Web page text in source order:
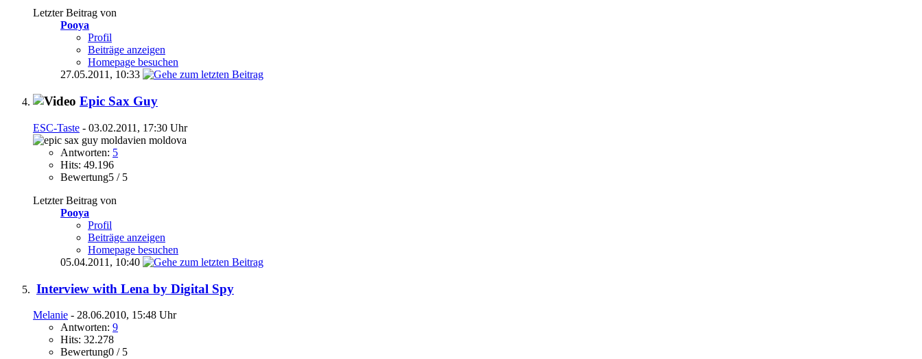
Letzter Beitrag von
Pooya
Profil
Beiträge anzeigen
Homepage besuchen
27.05.2011, 10:33
Epic Sax Guy
ESC-Taste - 03.02.2011, 17:30 Uhr
Antworten: 5
Hits: 49.196
Bewertung5 / 5
Letzter Beitrag von
Pooya
Profil
Beiträge anzeigen
Homepage besuchen
05.04.2011, 10:40
Interview with Lena by Digital Spy
Melanie - 28.06.2010, 15:48 Uhr
Antworten: 9
Hits: 32.278
Bewertung0 / 5